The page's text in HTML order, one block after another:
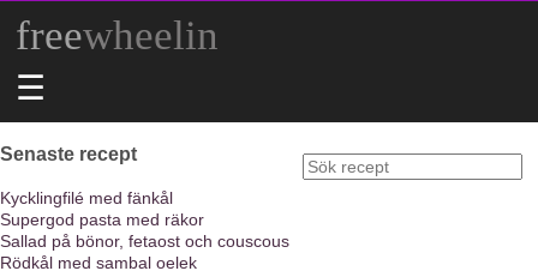
freewheelin
☰
Senaste recept
Kycklingfilé med fänkål
Supergod pasta med räkor
Sallad på bönor, fetaost och couscous
Rödkål med sambal oelek